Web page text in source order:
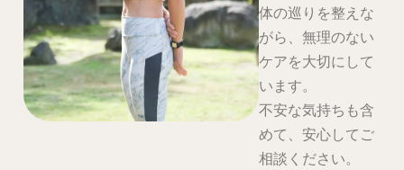
体の巡りを整えな
がら、無理のない
ケアを大切にして
います。
不安な気持ちも含
めて、安心してご
相談ください。